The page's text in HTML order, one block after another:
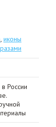
, иконы
России